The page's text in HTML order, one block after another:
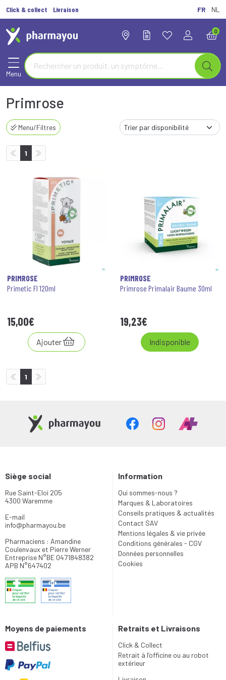
Click & collect Livraison FR NL
0
Menu
Primrose
Menu/Filtres
1
PRIMROSE
Primetic Fl 120ml
15,00€
Ajouter
PRIMROSE
Primrose Primalair Baume 30ml
19,23€
Indisponible
1
Siège social
Rue Saint-Eloi 205
4300 Waremme
E-mail
info@pharmayou.be
Pharmaciens : Amandine
Coulenvaux et Pierre Werner
Entreprise N°BE 0471848382
APB N°647402
Information
Qui sommes-nous ?
Marques & Laboratoires
Conseils pratiques & actualités
Contact SAV
Mentions légales & vie privée
Conditions générales - CGV
Données personnelles
Cookies
Moyens de paiements Retraits et Livraisons
Click & Collect
Retrait à l’officine ou au robot
extérieur